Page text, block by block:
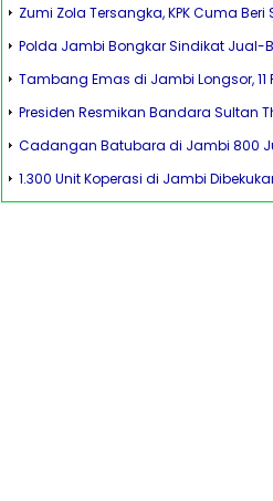
Zumi Zola Tersangka, KPK Cuma Beri
Polda Jambi Bongkar Sindikat Jual-
Tambang Emas di Jambi Longsor,
Presiden Resmikan Bandara Sultan
Cadangan Batubara di Jambi 800
1.300 Unit Koperasi di Jambi